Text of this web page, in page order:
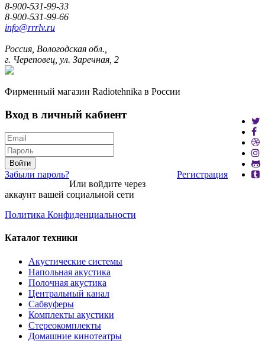
8-900-531-99-33
8-900-531-99-66
info@rrrlv.ru
Россия, Вологодская обл.,
г. Череповец, ул. Заречная, 2
Фирменный магазин Radiotehnika в России
Вход в личный кабиент
Войти
Забыли пароль?
Регистрация
Или войдите через
аккаунт вашей социальной сети
Политика Конфиденциальности
Каталог техники
Акустические системы
Напольная акустика
Полочная акустика
Центральный канал
Сабвуферы
Комплекты акустики
Стереокомплекты
Домашние кинотеатры